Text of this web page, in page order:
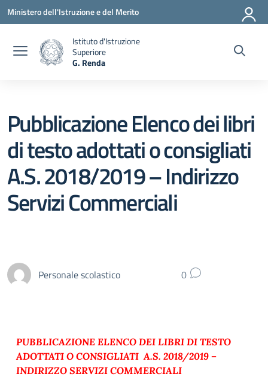
Vai ai contenuti
Vai al menu di navigazione
Vai al footer
Ministero dell'Istruzione e del Merito
Istituto d'Istruzione
Superiore
G. Renda
Pubblicazione Elenco dei libri
di testo adottati o consigliati
A.S. 2018/2019 – Indirizzo
Servizi Commerciali
Personale scolastico 0
PUBBLICAZIONE ELENCO DEI LIBRI DI TESTO
ADOTTATI O CONSIGLIATI A.S. 2018/2019 –
INDIRIZZO SERVIZI COMMERCIALI